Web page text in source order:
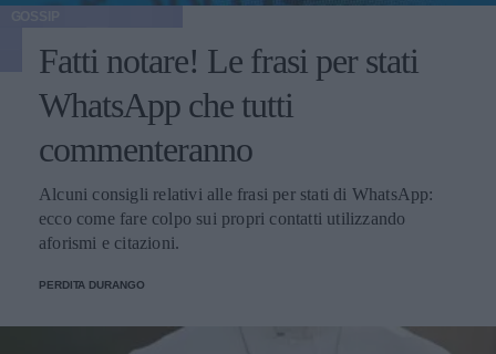
Fatti notare! Le frasi per stati
WhatsApp che tutti
commenteranno
Alcuni consigli relativi alle frasi per stati di WhatsApp:
ecco come fare colpo sui propri contatti utilizzando
aforismi e citazioni.
PERDITA DURANGO